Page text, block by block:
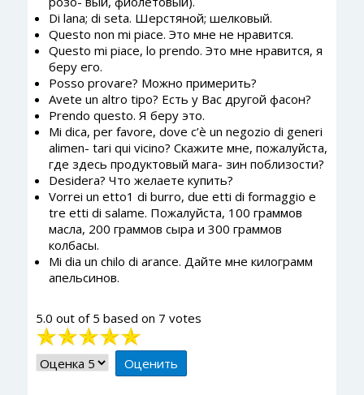
Di lana; di seta. Шерстяной; шелковый.
Questo non mi piace. Это мне не нравится.
Questo mi piace, lo prendo. Это мне нравится, я
беру его.
Posso provare? Можно примерить?
Avete un altro tipo? Есть у Вас другой фасон?
Prendo questo. Я беру это.
Mi dica, per favore, dove c’è un negozio di generi
alimen- tari qui vicino? Скажите мне, пожалуйста,
где здесь продуктовый мага- зин поблизости?
Desidera? Что желаете купить?
Vorrei un etto1 di burro, due etti di formaggio e
tre etti di salame. Пожалуйста, 100 граммов
масла, 200 граммов сыра и 300 граммов
колбасы.
Mi dia un chilo di arance. Дайте мне килограмм
апельсинов.
5.0 out of 5 based on 7 votes
Рейтинг:
5/5
Пожалуйста,
оцените